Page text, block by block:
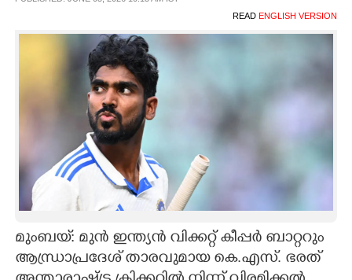
ASTRO
READ ENGLISH VERSION
മുംബയ്: മുൻ ഇന്ത്യൻ വിക്കറ്റ് കീപ്പർ ബാറ്ററും
ആന്ധ്രാപ്രദേശ് താരവുമായ കെ.എസ്. ഭരത്